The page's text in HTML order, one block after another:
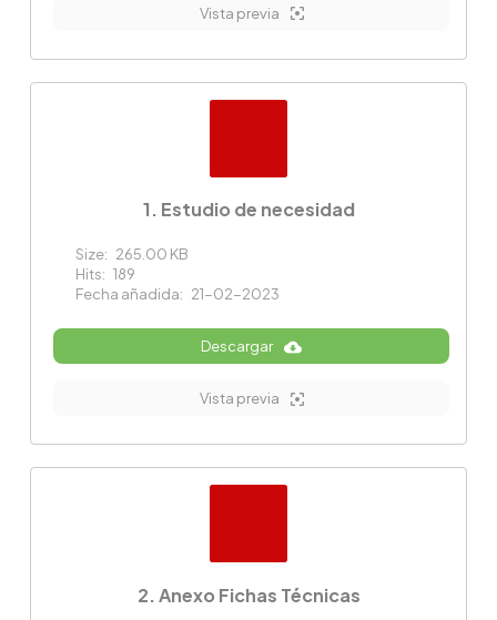
Vista previa
1. Estudio de necesidad
Size: 265.00 KB
Hits: 189
Fecha añadida: 21-02-2023
Descargar
Vista previa
2. Anexo Fichas Técnicas